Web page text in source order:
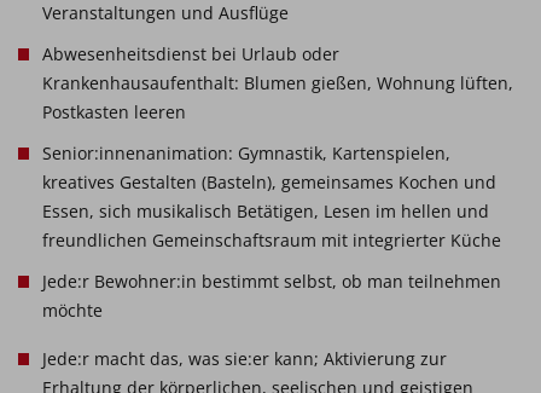
Veranstaltungen und Ausflüge
Abwesenheitsdienst bei Urlaub oder
Krankenhausaufenthalt: Blumen gießen, Wohnung lüften,
Postkasten leeren
Senior:innenanimation: Gymnastik, Kartenspielen,
kreatives Gestalten (Basteln), gemeinsames Kochen und
Essen, sich musikalisch Betätigen, Lesen im hellen und
freundlichen Gemeinschaftsraum mit integrierter Küche
Jede:r Bewohner:in bestimmt selbst, ob man teilnehmen
möchte
Jede:r macht das, was sie:er kann; Aktivierung zur
Erhaltung der körperlichen, seelischen und geistigen